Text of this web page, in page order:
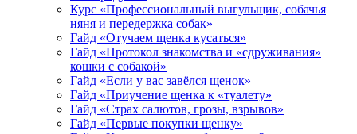
Курс «Профессиональный выгульщик, собачья
няня и передержка собак»
Гайд «Отучаем щенка кусаться»
Гайд «Протокол знакомства и «сдруживания»
кошки с собакой»
Гайд «Если у вас завёлся щенок»
Гайд «Приучение щенка к «туалету»
Гайд «Страх салютов, грозы, взрывов»
Гайд «Первые покупки щенку»